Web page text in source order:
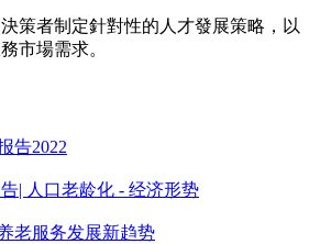
策者制定針對性的人才發展策略，以
市場需求。
告2022
| 人口老龄化 - 经济形势
老服务发展新趋势